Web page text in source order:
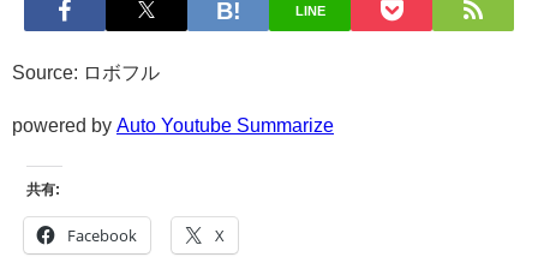
LINE
Source: ロボフル
powered by Auto Youtube Summarize
共有:
Facebook X